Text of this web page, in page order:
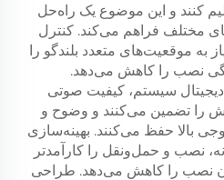
کنند و این موضوع یک راه‌حل
مختلف فراهم می‌کند. کنترل
به موقعیت‌های متعدد بلندگو را
نصب را کاهش می‌دهد.
سیستم، کیفیت صوتی
را تضمین می‌کنند و وضوح و
بالا حفظ می‌کنند. بهینه‌سازی
نصب و حمل‌ونقل را کارآمدتر
نصب را کاهش می‌دهد. طراحی